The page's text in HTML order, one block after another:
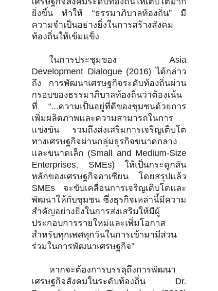
ยิ่งขึ้น ทำให้ “ธรรมาภิบาลท้องถิ่น” มี
ความจำเป็นอย่างยิ่งในการสร้างสังคม
ท้องถิ่นให้เข้มแข็ง
ในการประชุมของ Asia
Development Dialogue (2016) ได้กล่าว
ถึง การพัฒนาเศรษฐกิจระดับท้องถิ่นผ่าน
กรอบของธรรมาภิบาลท้องถิ่นว่าต้องเน้น
ที่ “...ความเป็นอยู่ที่ดีของชุมชนด้วยการ
เพิ่มผลิตภาพและความสามารถในการ
แข่งขัน รวมถึงส่งเสริมการเจริญเติบโต
ทางเศรษฐกิจผ่านกลุ่มธุรกิจขนาดกลาง
และขนาดเล็ก (Small and Medium-Size
Enterprises, SMEs) ให้เป็นกระดูกสัน
หลักของเศรษฐกิจอาเซียน โดยสรุปแล้ว
SMEs จะขับเคลื่อนการเจริญเติบโตและ
พัฒนาให้กับชุมชน ซึ่งธุรกิจเหล่านี้มีความ
สำคัญอย่างยิ่งในการส่งเสริมให้มีผู้
ประกอบการรายใหม่และเพิ่มโอกาส
สำหรับทุกเพศทุกวันในการเข้ามามีส่วน
ร่วมในการพัฒนาเศรษฐกิจ”
หากจะต้องการบรรลุถึงการพัฒนา
เศรษฐกิจสังคมในระดับท้องถิ่น Dr.